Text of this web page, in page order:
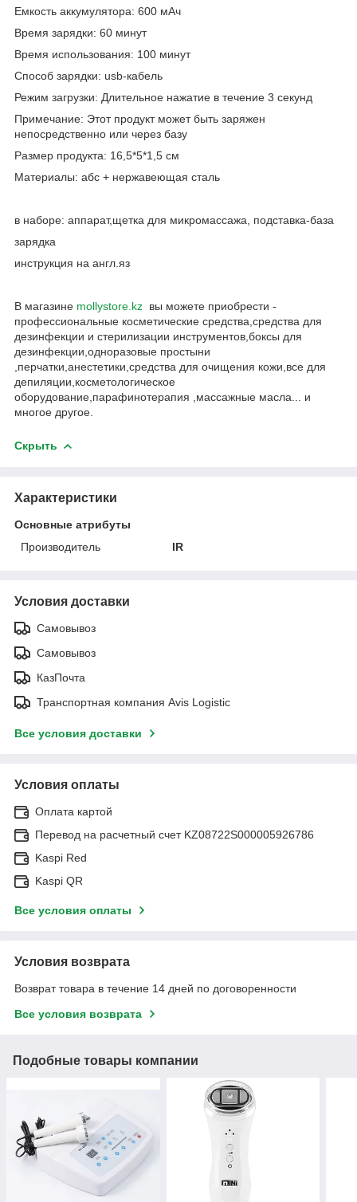
Емкость аккумулятора: 600 мАч
Время зарядки: 60 минут
Время использования: 100 минут
Способ зарядки: usb-кабель
Режим загрузки: Длительное нажатие в течение 3 секунд
Примечание: Этот продукт может быть заряжен
непосредственно или через базу
Размер продукта: 16,5*5*1,5 см
Материалы: абс + нержавеющая сталь
в наборе: аппарат,щетка для микромассажа, подставка-база
зарядка
инструкция на англ.яз
В магазине mollystore.kz вы можете приобрести -
профессиональные косметические средства,средства для
дезинфекции и стерилизации инструментов,боксы для
дезинфекции,одноразовые простыни
,перчатки,анестетики,средства для очищения кожи,все для
депиляции,косметологическое
оборудование,парафинотерапия ,массажные масла... и
многое другое.
Скрыть
Характеристики
Основные атрибуты
Производитель
IR
Условия доставки
Самовывоз
Самовывоз
КазПочта
Транспортная компания Avis Logistic
Все условия доставки
Условия оплаты
Оплата картой
Перевод на расчетный счет KZ08722S000005926786
Kaspi Red
Kaspi QR
Все условия оплаты
Условия возврата
Возврат товара в течение 14 дней по договоренности
Все условия возврата
Подобные товары компании